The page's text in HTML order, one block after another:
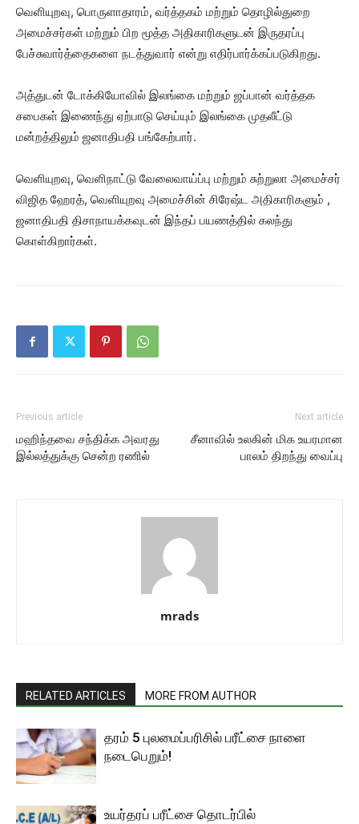
வெளியுறவு, பொருளாதாரம், வர்த்தகம் மற்றும் தொழில்துறை
அமைச்சர்கள் மற்றும் பிற மூத்த அதிகாரிகளுடன் இருதரப்பு
பேச்சுவார்த்தைகளை நடத்துவார் என்று எதிர்பார்க்கப்படுகிறது.
அத்துடன் டோக்கியோவில் இலங்கை மற்றும் ஜப்பான் வர்த்தக
சபைகள் இணைந்து ஏற்பாடு செய்யும் இலங்கை முதலீட்டு
மன்றத்திலும் ஜனாதிபதி பங்கேற்பார்.
வெளியுறவு, வெளிநாட்டு வேலைவாய்ப்பு மற்றும் சுற்றுலா அமைச்சர்
விஜித ஹேரத், வெளியுறவு அமைச்சின் சிரேஷ்ட அதிகாரிகளும் ,
ஜனாதிபதி திசாநாயக்கவுடன் இந்தப் பயணத்தில் கலந்து
கொள்கிறார்கள்.
Previous article
மஹிந்தவை சந்திக்க அவரது
இல்லத்துக்கு சென்ற ரணில்
Next article
சீனாவில் உலகின் மிக உயரமான
பாலம் திறந்து வைப்பு
mrads
RELATED ARTICLES MORE FROM AUTHOR
தரம் 5 புலமைப்பரிசில் பரீட்சை நாளை
நடைபெறும்!
உயர்தரப் பரீட்சை தொடர்பில்